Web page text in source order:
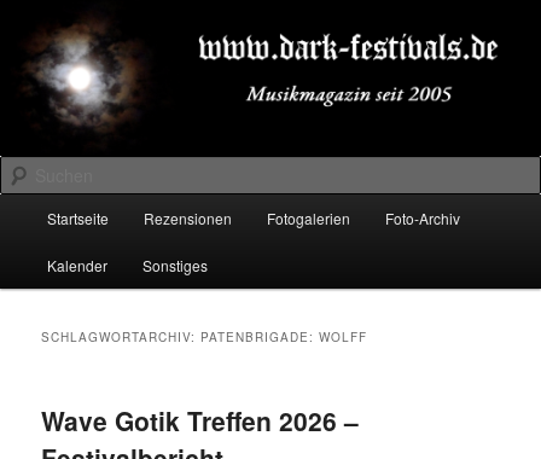
primären
Inhalt
springen
sekundären
Inhalt
springenDARK-FESTIVALS.DE
Suchen
Startseite Rezensionen Fotogalerien Foto-Archiv
Kalender Sonstiges
SCHLAGWORTARCHIV: PATENBRIGADE: WOLFF
Wave Gotik Treffen 2026 –